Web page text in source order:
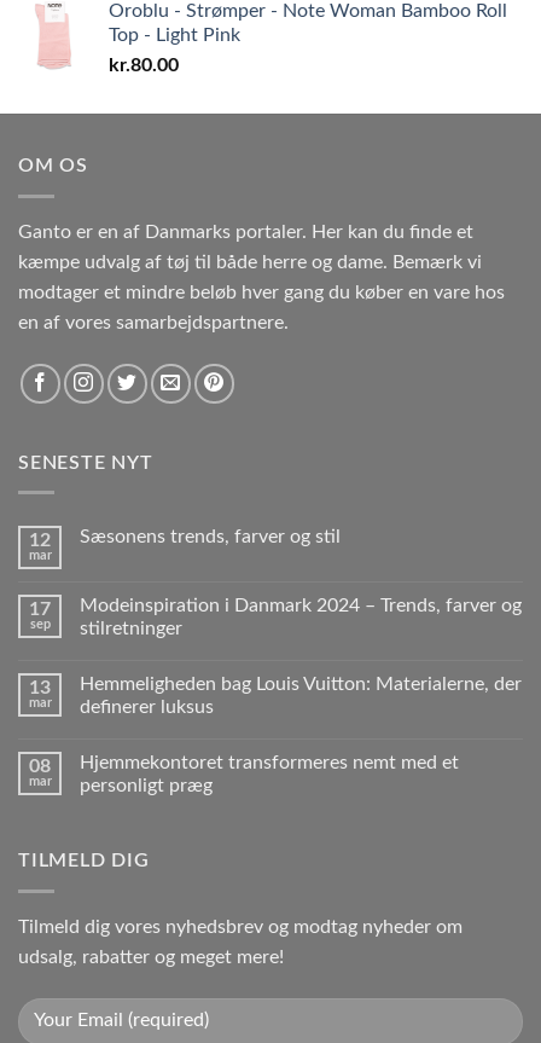
Oroblu - Strømper - Note Woman Bamboo Roll
Top - Light Pink
kr.80.00
OM OS
Ganto er en af Danmarks portaler. Her kan du finde et
kæmpe udvalg af tøj til både herre og dame. Bemærk vi
modtager et mindre beløb hver gang du køber en vare hos
en af vores samarbejdspartnere.
SENESTE NYT
12
mar
Sæsonens trends, farver og stil
17
sep
Modeinspiration i Danmark 2024 – Trends, farver og
stilretninger
13
mar
Hemmeligheden bag Louis Vuitton: Materialerne, der
definerer luksus
08
mar
Hjemmekontoret transformeres nemt med et
personligt præg
TILMELD DIG
Tilmeld dig vores nyhedsbrev og modtag nyheder om
udsalg, rabatter og meget mere!